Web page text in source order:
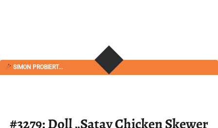
SIMON PROBIERT...
#3279: Doll „Satay Chicken Skewer